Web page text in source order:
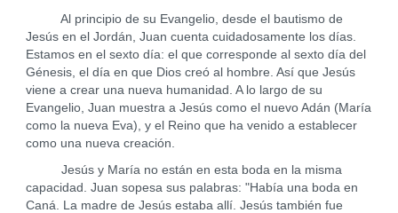
Al principio de su Evangelio, desde el bautismo de
Jesús en el Jordán, Juan cuenta cuidadosamente los días.
Estamos en el sexto día: el que corresponde al sexto día del
Génesis, el día en que Dios creó al hombre. Así que Jesús
viene a crear una nueva humanidad. A lo largo de su
Evangelio, Juan muestra a Jesús como el nuevo Adán (María
como la nueva Eva), y el Reino que ha venido a establecer
como una nueva creación.
Jesús y María no están en esta boda en la misma
capacidad. Juan sopesa sus palabras: "Había una boda en
Caná. La madre de Jesús estaba allí. Jesús también fue